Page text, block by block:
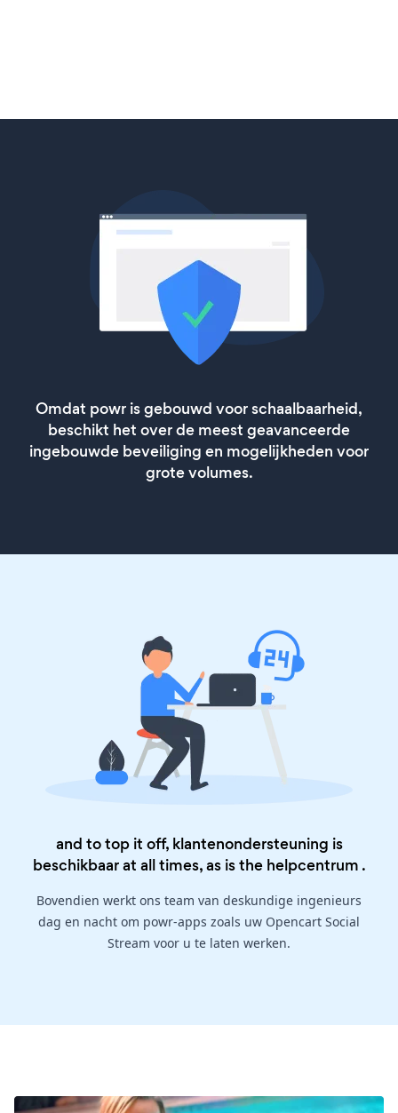
Omdat powr is gebouwd voor schaalbaarheid,
beschikt het over de meest geavanceerde
ingebouwde beveiliging en mogelijkheden voor
grote volumes.
and to top it off, klantenondersteuning is
beschikbaar at all times, as is the helpcentrum .
Bovendien werkt ons team van deskundige ingenieurs
dag en nacht om powr-apps zoals uw Opencart Social
Stream voor u te laten werken.